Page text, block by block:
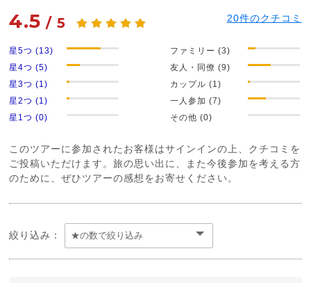
4.5 /5 20件のクチコミ
星5つ (13)
星4つ (5)
星3つ (1)
星2つ (1)
星1つ (0)
ファミリー (3)
友人・同僚 (9)
カップル (1)
一人参加 (7)
その他 (0)
このツアーに参加されたお客様はサインインの上、クチコミを
ご投稿いただけます。旅の思い出に、また今後参加を考える方
のために、ぜひツアーの感想をお寄せください。
絞り込み：